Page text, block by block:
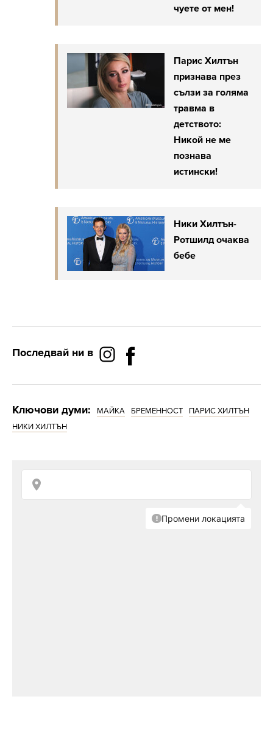
чуете от мен!
Парис Хилтън
признава през
сълзи за голяма
травма в
детството:
Никой не ме
познава
истински!
Ники Хилтън-
Ротшилд очаква
бебе
Последвай ни в
Ключови думи: МАЙКА БРЕМЕННОСТ
ПАРИС ХИЛТЪН
НИКИ ХИЛТЪН